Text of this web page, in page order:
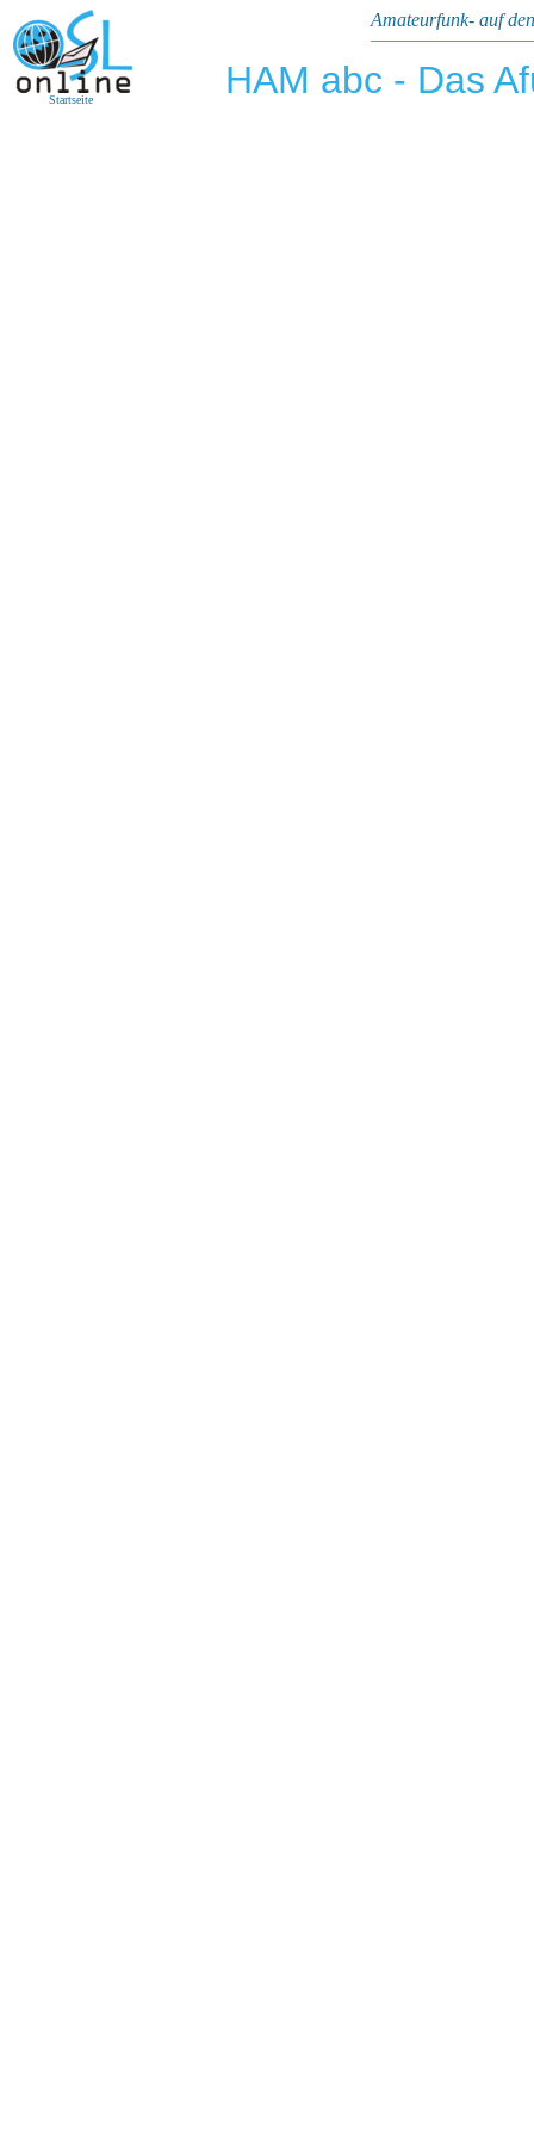
Startseite
Amateurfunk- auf
HAM abc - Das